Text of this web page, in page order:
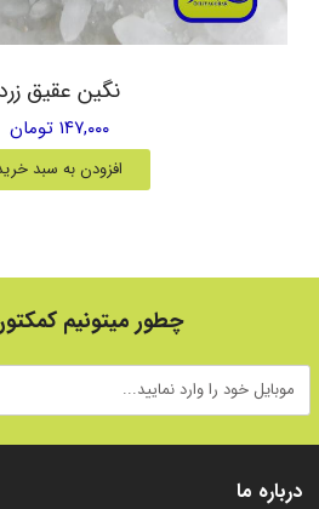
نگین عقیق زرد
۱۴۷,۰۰۰ تومان
افزودن به سبد
درباره ما
چطور میتونیم